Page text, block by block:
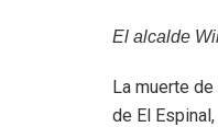
El alcalde
La muerte
de El